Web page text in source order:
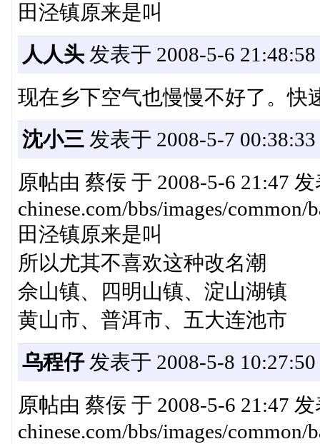
田泾镇原来是叫
人人头发表于 2008-5-6 21:48:58
现在乡下空气也慢慢不好了。快
沈小三发表于 2008-5-7 00:38:33
原帖由 蔡佞 于 2008-5-6 21:47
chinese.com/bbs/images/common/
田泾镇原来是叫
所以尤其不喜欢这种改名潮
佘山镇、四明山镇、淀山湖镇
黄山市、普洱市、五大连池市
乌程仔发表于 2008-5-8 10:27:50
原帖由 蔡佞 于 2008-5-6 21:47
chinese.com/bbs/images/common/